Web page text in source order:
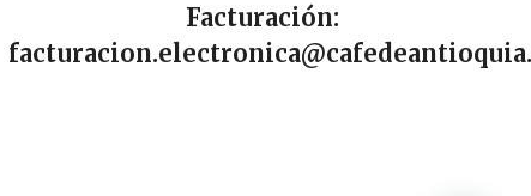
Facturación: